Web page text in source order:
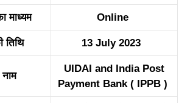
माध्यम Online
तिथि 13 July 2023
UIDAI and India Post
Payment Bank ( IPPB )